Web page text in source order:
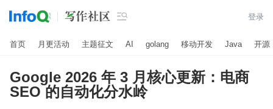
 登录
首页 月更活动 主题征文 AI golang 移动开发 Java 开源
Google 2026 年 3 月核心更新：电商
SEO 的自动化分水岭